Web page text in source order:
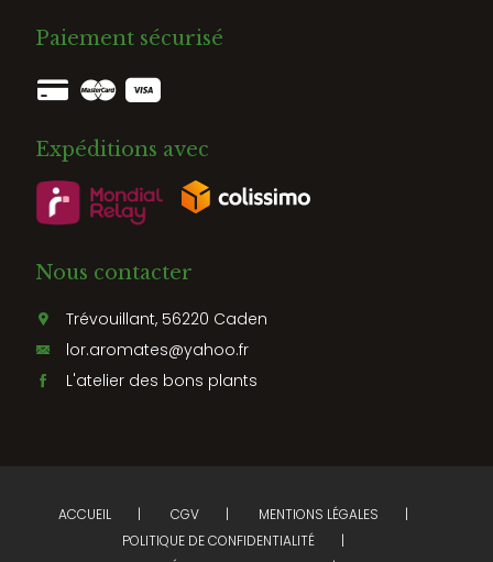
Paiement sécurisé
Expéditions avec
Nous contacter
Trévouillant, 56220 Caden
lor.aromates@yahoo.fr
L'atelier des bons plants
ACCUEIL CGV
MENTIONS LÉGALES
POLITIQUE DE CONFIDENTIALITÉ